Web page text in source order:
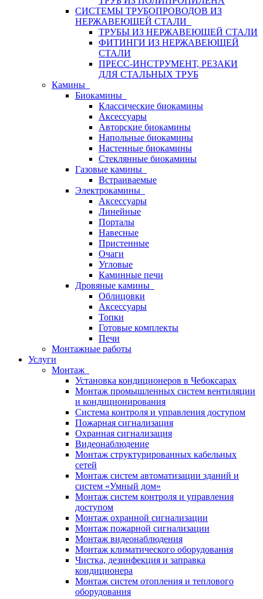
СИСТЕМЫ ТРУБОПРОВОДОВ ИЗ
НЕРЖАВЕЮЩЕЙ СТАЛИ
ТРУБЫ ИЗ НЕРЖАВЕЮЩЕЙ СТАЛИ
ФИТИНГИ ИЗ НЕРЖАВЕЮЩЕЙ
СТАЛИ
ПРЕСС-ИНСТРУМЕНТ, РЕЗАКИ
ДЛЯ СТАЛЬНЫХ ТРУБ
Камины
Биокамины
Классические биокамины
Аксессуары
Авторские биокамины
Напольные биокамины
Настенные биокамины
Стеклянные биокамины
Газовые камины
Встраиваемые
Электрокамины
Аксессуары
Линейные
Порталы
Навесные
Пристенные
Очаги
Угловые
Каминные печи
Дровяные камины
Облицовки
Аксессуары
Топки
Готовые комплекты
Печи
Монтажные работы
Услуги
Монтаж
Установка кондиционеров в Чебоксарах
Монтаж промышленных систем вентиляции
и кондиционирования
Система контроля и управления доступом
Пожарная сигнализация
Охранная сигнализация
Видеонаблюдение
Монтаж структурированных кабельных
сетей
Монтаж систем автоматизации зданий и
систем «Умный дом»
Монтаж систем контроля и управления
доступом
Монтаж охранной сигнализации
Монтаж пожарной сигнализации
Монтаж видеонаблюдения
Монтаж климатического оборудования
Чистка, дезинфекция и заправка
кондиционера
Монтаж систем отопления и теплового
оборудования